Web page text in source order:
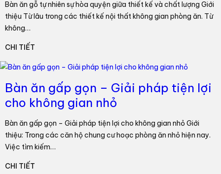
Bàn ăn gỗ tự nhiên sự hòa quyện giữa thiết kế và chất lượng Giới
thiệu Từ lâu trong các thiết kế nội thất không gian phòng ăn. Từ
không…
CHI TIẾT
Bàn ăn gấp gọn – Giải pháp tiện lợi
cho không gian nhỏ
Bàn ăn gấp gọn – Giải pháp tiện lợi cho không gian nhỏ Giới
thiệu: Trong các căn hộ chung cư hoạc phòng ăn nhỏ hiện nay.
Việc tìm kiếm…
CHI TIẾT